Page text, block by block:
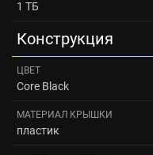
1 ТБ
Конструкция
ЦВЕТ
Core Black
МАТЕРИАЛ КРЫШКИ
пластик